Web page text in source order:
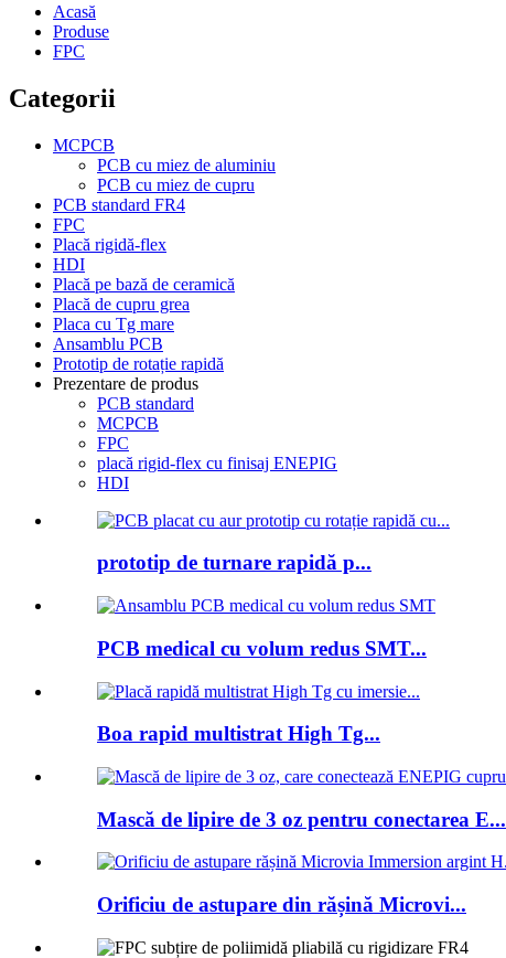
Acasă
Produse
FPC
Categorii
MCPCB
PCB cu miez de aluminiu
PCB cu miez de cupru
PCB standard FR4
FPC
Placă rigidă-flex
HDI
Placă pe bază de ceramică
Placă de cupru grea
Placa cu Tg mare
Ansamblu PCB
Prototip de rotație rapidă
Prezentare de produs
PCB standard
MCPCB
FPC
placă rigid-flex cu finisaj ENEPIG
HDI
prototip de turnare rapidă p...
PCB medical cu volum redus SMT...
Boa rapid multistrat High Tg...
Mască de lipire de 3 oz pentru conectarea E...
Orificiu de astupare din rășină Microvi...